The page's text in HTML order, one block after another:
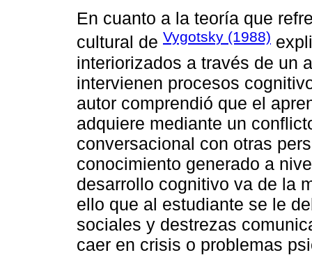
En cuanto a la teoría que
cultural de Vygotsky (1988)
interiorizados a través de un
intervienen procesos
autor comprendió que el
adquiere mediante un
conversacional con otras
conocimiento generado a
desarrollo cognitivo va de la
ello que al estudiante se le
sociales y destrezas
caer en crisis o problemas